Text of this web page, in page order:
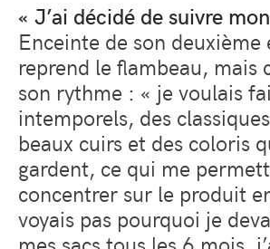
« J’ai décidé de suivre
Enceinte de son
reprend le flambeau, mais
son rythme : « je voulais
intemporels, des
beaux cuirs et des coloris
gardent, ce qui me
concentrer sur le produit
voyais pas pourquoi je